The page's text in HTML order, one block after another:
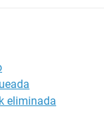
eliminada